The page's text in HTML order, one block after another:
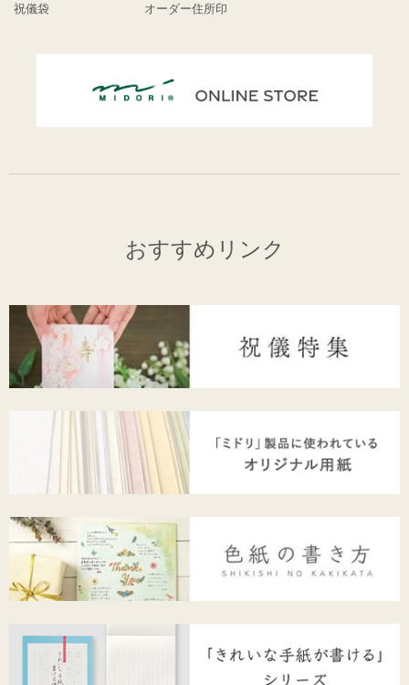
祝儀袋 オーダー住所印
おすすめリンク